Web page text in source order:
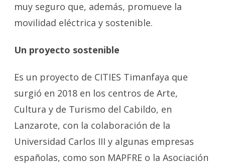
muy seguro que, además, promueve la
movilidad eléctrica y sostenible.
Un proyecto sostenible
Es un proyecto de CITIES Timanfaya que
surgió en 2018 en los centros de Arte,
Cultura y de Turismo del Cabildo, en
Lanzarote, con la colaboración de la
Universidad Carlos III y algunas empresas
españolas, como son MAPFRE o la Asociación